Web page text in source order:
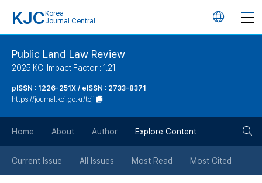
KJC Korea
Journal Central
언
튼
Public Land Law Review
2025 KCI Impact Factor : 1.21
pISSN : 1226-251X / eISSN : 2733-8371
https://journal.kci.go.kr/toji
Home About Author Explore Content
Current Issue All Issues Most Read Most Cited